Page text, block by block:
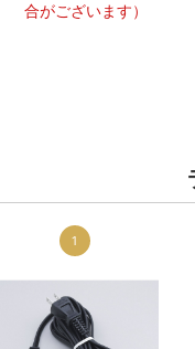
合がございます）
1